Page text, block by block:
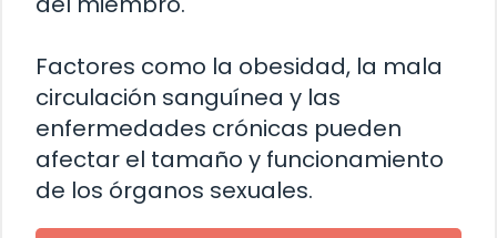
Factores como la obesidad, la mala
circulación sanguínea y las
enfermedades crónicas pueden
afectar el tamaño y funcionamiento
de los órganos sexuales.